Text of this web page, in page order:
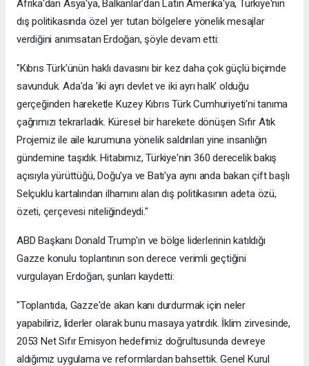
Afrika'dan Asya'ya, Balkanlar'dan Latin Amerika'ya, Türkiye'nin
dış politikasında özel yer tutan bölgelere yönelik mesajlar
verdiğini anımsatan Erdoğan, şöyle devam etti:
"Kıbrıs Türk'ünün haklı davasını bir kez daha çok güçlü biçimde
savunduk. Ada'da 'iki ayrı devlet ve iki ayrı halk' olduğu
gerçeğinden hareketle Kuzey Kıbrıs Türk Cumhuriyeti'ni tanıma
çağrımızı tekrarladık. Küresel bir harekete dönüşen Sıfır Atık
Projemiz ile aile kurumuna yönelik saldırıları yine insanlığın
gündemine taşıdık. Hitabımız, Türkiye'nin 360 derecelik bakış
açısıyla yürüttüğü, Doğu'ya ve Batı'ya aynı anda bakan çift başlı
Selçuklu kartalından ilhamını alan dış politikasının adeta özü,
özeti, çerçevesi niteliğindeydi."
ABD Başkanı Donald Trump'ın ve bölge liderlerinin katıldığı
Gazze konulu toplantının son derece verimli geçtiğini
vurgulayan Erdoğan, şunları kaydetti:
"Toplantıda, Gazze'de akan kanı durdurmak için neler
yapabiliriz, liderler olarak bunu masaya yatırdık. İklim zirvesinde,
2053 Net Sıfır Emisyon hedefimiz doğrultusunda devreye
aldığımız uygulama ve reformlardan bahsettik. Genel Kurul